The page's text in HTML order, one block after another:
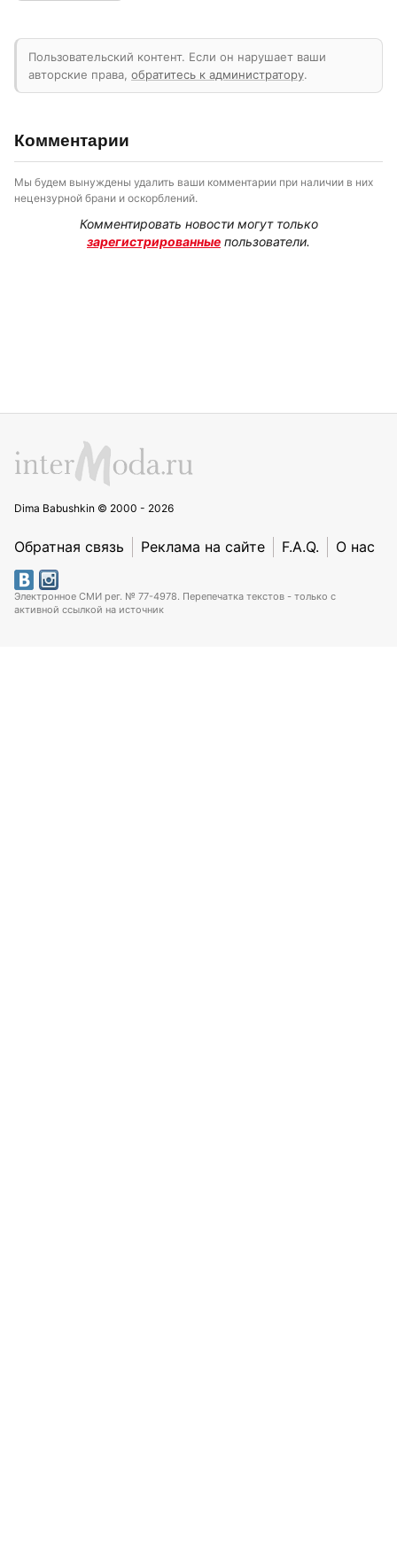
Пользовательский контент. Если он нарушает ваши
авторские права, обратитесь к администратору.
Комментарии
Мы будем вынуждены удалить ваши комментарии при наличии в них
нецензурной брани и оскорблений.
Комментировать новости могут только
зарегистрированные пользователи.
Dima Babushkin © 2000 - 2026
Обратная связь Реклама на сайте F.A.Q. О нас
Электронное СМИ рег. № 77-4978. Перепечатка текстов - только с
активной ссылкой на источник